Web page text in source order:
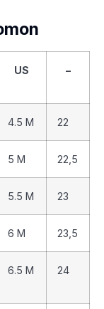
US –
4.5 M 22
5 M 22,5
5.5 M 23
6 M 23,5
6.5 M 24